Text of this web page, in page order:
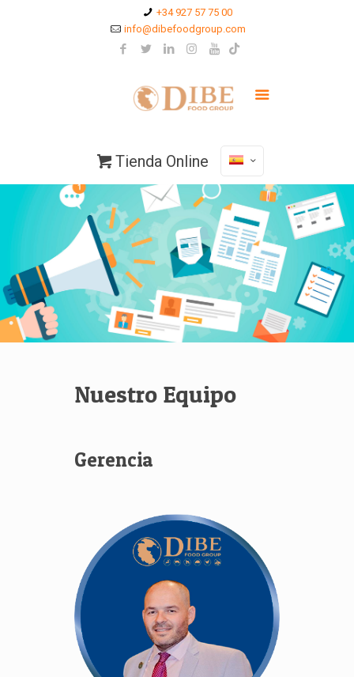
+34 927 57 75 00
info@dibefoodgroup.com
Tienda Online
Nuestro Equipo
Gerencia